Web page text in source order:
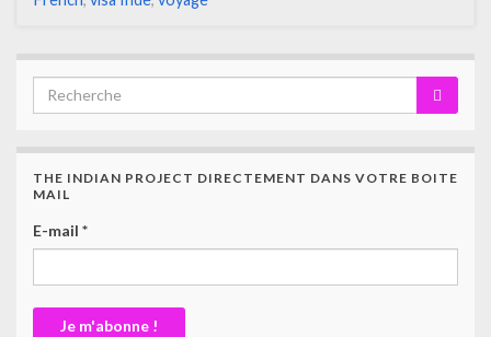
THE INDIAN PROJECT DIRECTEMENT DANS VOTRE BOITE
MAIL
E-mail *